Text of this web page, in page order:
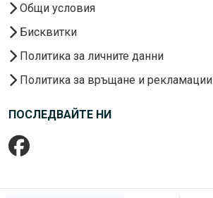
Общи условия
Бисквитки
Политика за личните данни
Политика за връщане и рекламации
ПОСЛЕДВАЙТЕ НИ